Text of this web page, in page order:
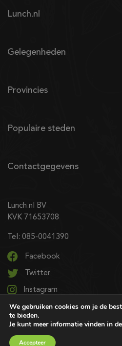
Lunch.nl
Gelegenheden
Provincies
Populaire steden
Contactgegevens
Lunch.nl BV
KVK 71653708
Tel: 085-0041390
Facebook
Twitter
Instagram
LinkedIn
© 2026 Alle rechten
We gebruiken cookies om je de
te bieden.
Je kunt meer informatie vinden in de
Accepteer